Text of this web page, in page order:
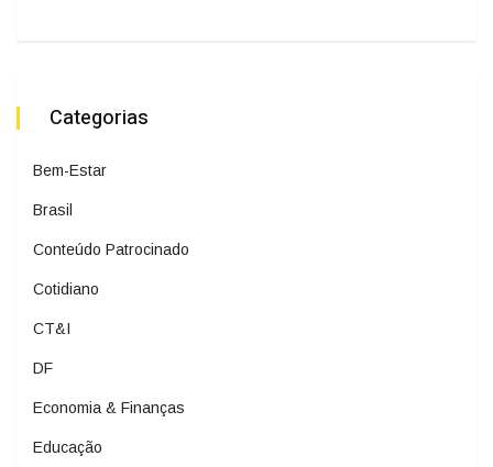
Categorias
Bem-Estar
Brasil
Conteúdo Patrocinado
Cotidiano
CT&I
DF
Economia & Finanças
Educação